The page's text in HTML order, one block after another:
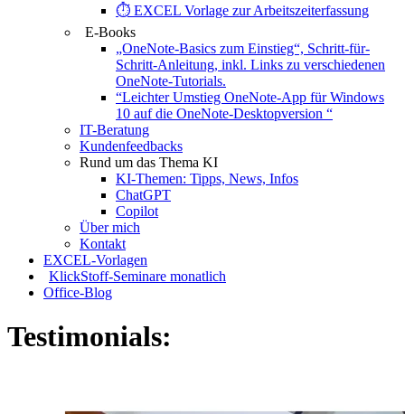
⏱️ EXCEL Vorlage zur Arbeitszeiterfassung
E-Books
„OneNote-Basics zum Einstieg“, Schritt-für-
Schritt-Anleitung, inkl. Links zu verschiedenen
OneNote-Tutorials.
“Leichter Umstieg OneNote-App für Windows
10 auf die OneNote-Desktopversion “
IT-Beratung
Kundenfeedbacks
Rund um das Thema KI
KI-Themen: Tipps, News, Infos
ChatGPT
Copilot
Über mich
Kontakt
EXCEL-Vorlagen
KlickStoff-Seminare monatlich
Office-Blog
Testimonials: